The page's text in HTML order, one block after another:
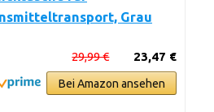
Grau
23,47 €
29,99 €
Bei Amazon ansehen